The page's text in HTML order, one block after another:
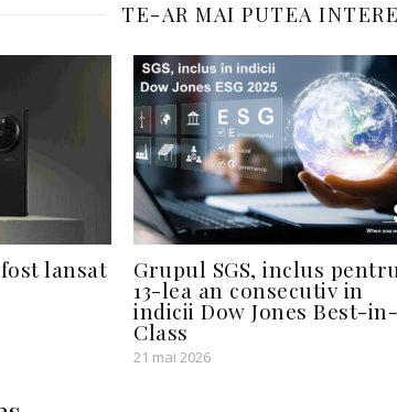
TE-AR MAI PUTEA
lansat Grupul SGS, inclus
13-lea an consecutiv in
indicii Dow Jones Best-in-
Class
21 mai 2026